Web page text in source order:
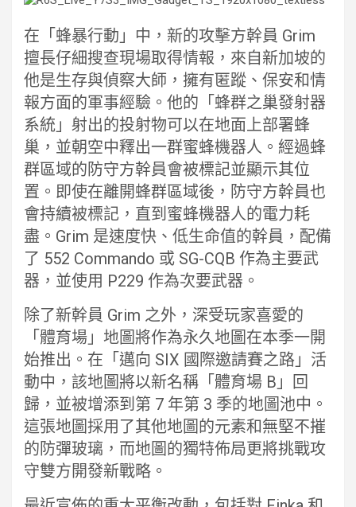
在「蜂暴行動」中，新的攻擊方幹員 Grim
擅長仔細搜查現場取得情報，來自新加坡的
他是生存與偵察大師，擁有匿蹤、保安和情
報方面的軍事經驗。他的「蜂群之巢發射器
系統」射出的投射物可以在地面上部署蜂
巢，並朝空中釋出一群蜜蜂機器人。經過蜂
群區域的防守方幹員會被標記並顯示其位
置。即使在離開蜂群區域後，防守方幹員也
會持續被標記，直到蜜蜂機器人的電力耗
盡。Grim 是速度快、低生命值的幹員，配備
了 552 Commando 或 SG-CQB 作為主要武
器，並使用 P229 作為次要武器。
除了新幹員 Grim 之外，深受玩家喜愛的
「體育場」地圖將作為永久地圖在本季一開
始推出。在「邁向 SIX 國際邀請賽之路」活
動中，該地圖將以新名稱「體育場 B」回
歸，並被增添到第 7 年第 3 季的地圖池中。
這張地圖採用了其他地圖的元素和無堅不摧
的防彈玻璃，而地圖的獨特佈局更將挑戰攻
守雙方開發新戰略。